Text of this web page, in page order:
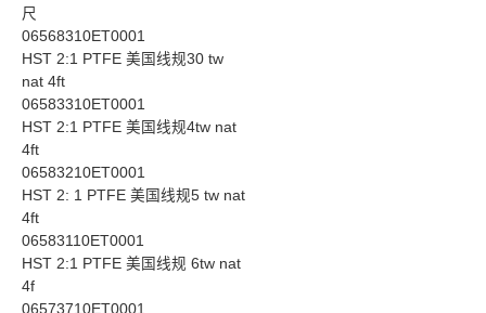
尺
06568310ET0001
HST 2:1 PTFE 美国线规30 tw
nat 4ft
06583310ET0001
HST 2:1 PTFE 美国线规4tw nat
4ft
06583210ET0001
HST 2: 1 PTFE 美国线规5 tw nat
4ft
06583110ET0001
HST 2:1 PTFE 美国线规 6tw nat
4f
06573710ET0001